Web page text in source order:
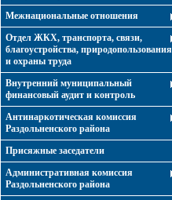
Межнациональные отношения
Отдел ЖКХ, транспорта, связи,
благоустройства, природопользования
и охраны труда
Внутренний муниципальный
финансовый аудит и контроль
Антинаркотическая комиссия
Раздольненского района
Присяжные заседатели
Административная комиссия
Раздольненского района